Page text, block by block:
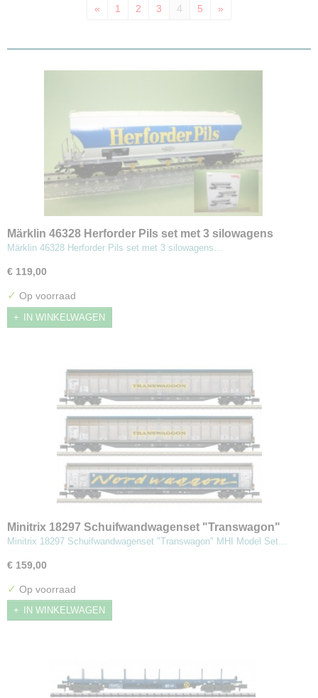
« 1 2 3 4 5 »
Märklin 46328 Herforder Pils set met 3 silowagens
Märklin 46328 Herforder Pils set met 3 silowagens…
€ 119,00
✓ Op voorraad
IN WINKELWAGEN
Minitrix 18297 Schuifwandwagenset "Transwagon"
Minitrix 18297 Schuifwandwagenset "Transwagon" MHI Model Set…
€ 159,00
✓ Op voorraad
IN WINKELWAGEN